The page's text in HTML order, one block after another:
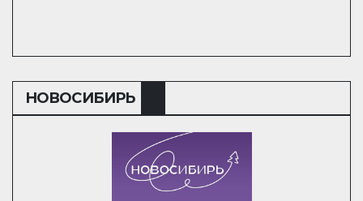
НОВОСИБИРЬ